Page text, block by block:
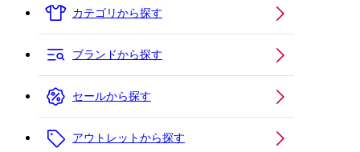
カテゴリから探す
ブランドから探す
セールから探す
アウトレットから探す